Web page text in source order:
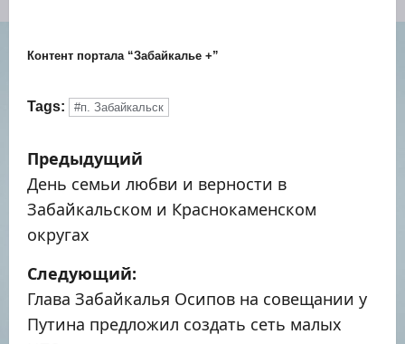
Кон­тент пор­та­ла “Забай­ка­лье +”
Tags: #п. Забайкальск
Н
а
в
и
г
Предыдущий
День семьи любви и верности в
Забайкальском и Краснокаменском
округах
Следующий:
Глава Забайкалья Осипов на совещании у
Путина предложил создать сеть малых